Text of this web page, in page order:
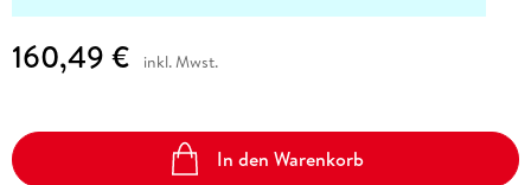
160,49 € inkl. Mwst.
In den Warenkorb